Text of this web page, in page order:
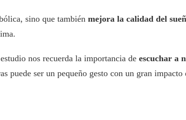
sino que también mejora la calidad del
nos recuerda la importancia de escuchar a
puede ser un pequeño gesto con un gran